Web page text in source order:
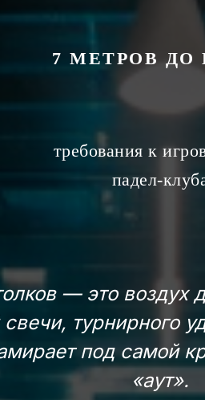
7 МЕТРОВ ДО
требования к
падел-
— это воздух
турнирного
под самой
«аут».